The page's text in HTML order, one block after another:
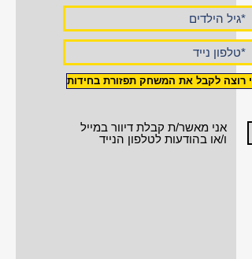
רוצה לקבל את המשחק תפזורת בחידות
אני מאשר/ת קבלת דיוור במייל
ו/או בהודעות לטלפון הנייד